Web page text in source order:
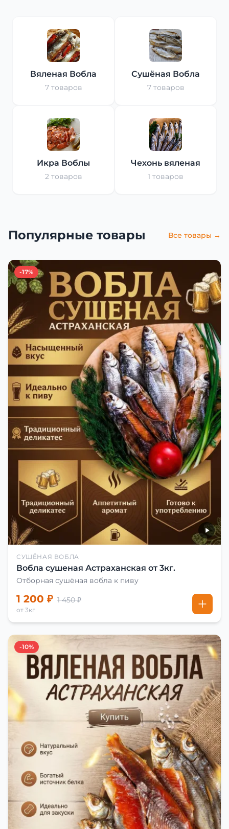
Вяленая Вобла
7 товаров
Сушёная Вобла
7 товаров
Икра Воблы
2 товаров
Чехонь вяленая
1 товаров
Популярные товары Все товары →
-17%
СУШЁНАЯ ВОБЛА
Вобла сушеная Астраханская от 3кг.
Отборная сушёная вобла к пиву
1 200 ₽ 1 450 ₽
от 3кг
-10%